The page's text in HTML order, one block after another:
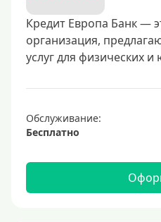
Кредит Европа Банк —
организация,
услуг для физических
Обслуживание:
Бесплатно